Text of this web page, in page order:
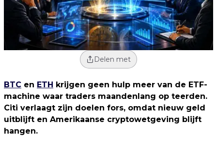
Delen met
BTC en ETH krijgen geen hulp meer van de ETF-
machine waar traders maandenlang op teerden.
Citi verlaagt zijn doelen fors, omdat nieuw geld
uitblijft en Amerikaanse cryptowetgeving blijft
hangen.